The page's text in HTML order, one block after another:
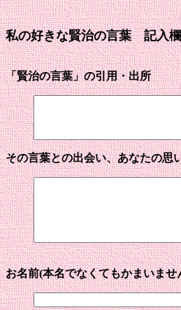
私の好きな賢治の言葉 記入欄
「賢治の言葉」の引用・出所
その言葉との出会い、あなたの思
お名前(本名でなくてもかまいませ